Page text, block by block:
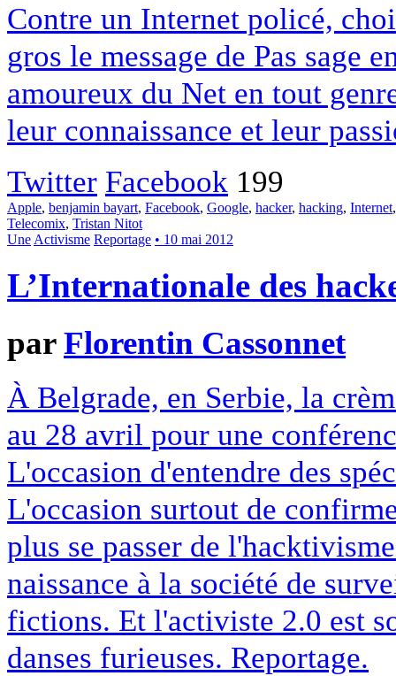
Contre un Internet policé,
gros le message de Pas sage
amoureux du Net en tout
leur connaissance et leur
Twitter Facebook 199
Apple, benjamin bayart, Facebook, Google, hacker, hacking, Internet
Telecomix, Tristan Nitot
Une Activisme Reportage • 10 mai 2012
L’Internationale des
parFlorentin Cassonnet
À Belgrade, en Serbie, la
au 28 avril pour une
L'occasion d'entendre des
L'occasion surtout de
plus se passer de
naissance à la société de
fictions. Et l'activiste 2.0 est
danses furieuses. Reportage.